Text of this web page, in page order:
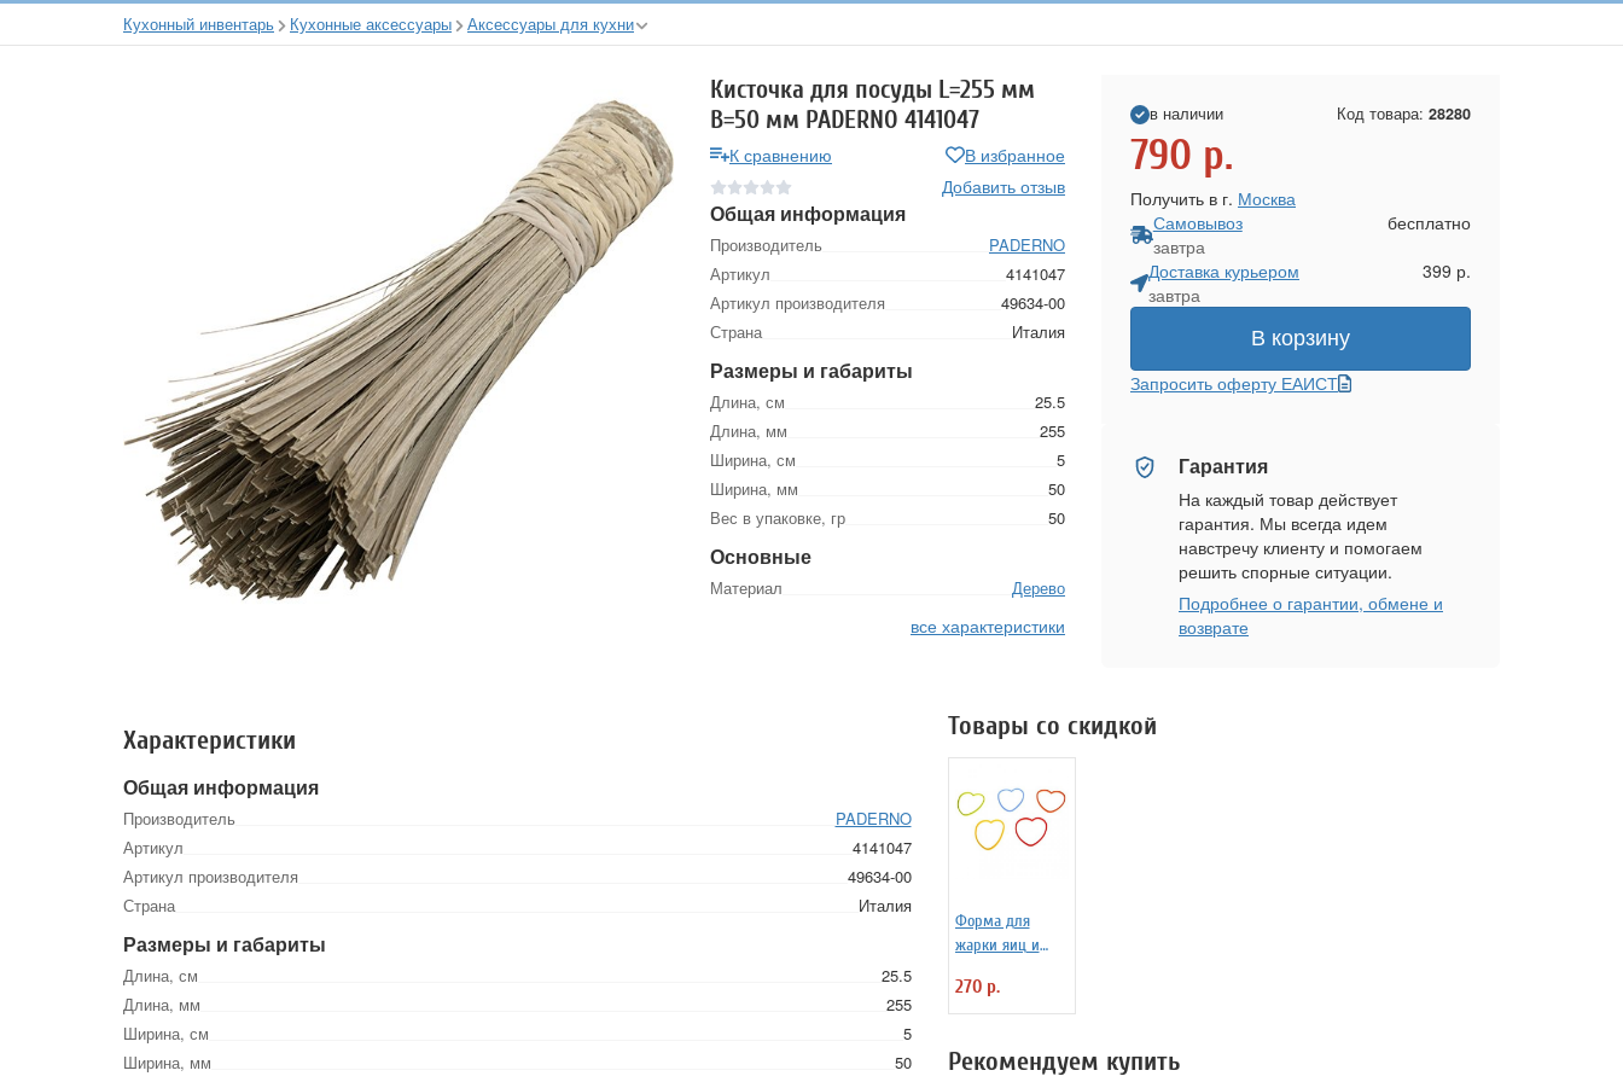
Кухонный инвентарь Кухонные аксессуары Аксессуары для кухни
Кисточка для посуды L=255 мм
B=50 мм PADERNO 4141047
К сравнению
В избранное
Добавить отзыв
Общая информация
Производитель
PADERNO
Артикул
4141047
Артикул производителя
49634-00
Страна
Италия
Размеры и габариты
Длина, см
25.5
Длина, мм
255
Ширина, см
5
Ширина, мм
50
Вес в упаковке, гр
50
Основные
Материал Дерево
все характеристики
в наличии Код товара: 28280
790 р.
Получить в г. Москва
Самовывоз
завтра
бесплатно
Доставка курьером
завтра
399 р.
В корзину
Запросить оферту ЕАИСТ
Гарантия
На каждый товар действует
гарантия. Мы всегда идем
навстречу клиенту и помогаем
решить спорные ситуации.
Подробнее о гарантии, обмене и
возврате
Характеристики
Общая информация
Производитель
PADERNO
Артикул
4141047
Артикул производителя
49634-00
Страна
Италия
Размеры и габариты
Длина, см
25.5
Длина, мм
255
Ширина, см
5
Ширина, мм
50
Товары со скидкой
Форма для
жарки яиц и
силиконовая
Любовь
270 р.
Рекомендуем купить